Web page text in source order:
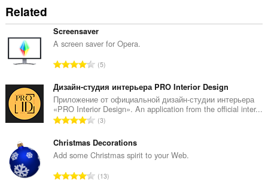
Related
Screensaver
A screen saver for Opera.
T
t
a
l
t
n
t
a
5
Дизайн-студия интерьера PRO Interior Design
Приложение от официальной дизайн-студии интерьера
«PRO Interior Design». An application from the official inter...
T
t
a
t
3
Christmas Decorations
Add some Christmas spirit to your Web.
T13